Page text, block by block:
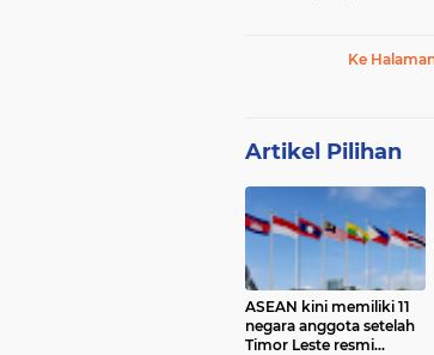
Ke
Artikel Pilihan
ASEAN kini memiliki 11
negara anggota setelah
Timor Leste resmi